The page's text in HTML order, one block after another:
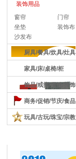
装饰用品
窗帘
门帘
坐垫
装饰布
沙发布
厨具/餐具/炊具/灶具
家具/床/桌椅/柜
饰品/戒指/项链/挂饰
商务/促销/节庆/食品
玩具/古玩/珠宝/宗教